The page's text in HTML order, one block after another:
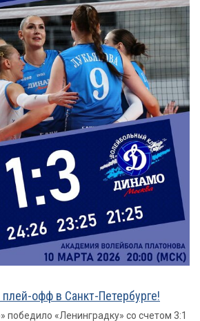
офф в Санкт-Петербурге!
победило «Ленинградку» со счетом 3:1